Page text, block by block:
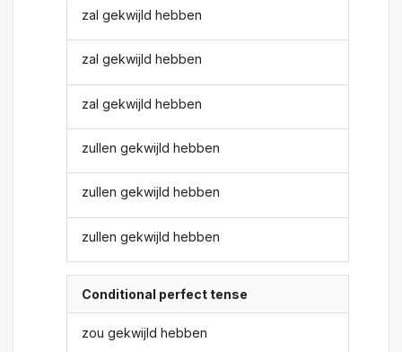
zal gekwijld hebben
zal gekwijld hebben
zal gekwijld hebben
zullen gekwijld hebben
zullen gekwijld hebben
zullen gekwijld hebben
Conditional perfect tense
zou gekwijld hebben